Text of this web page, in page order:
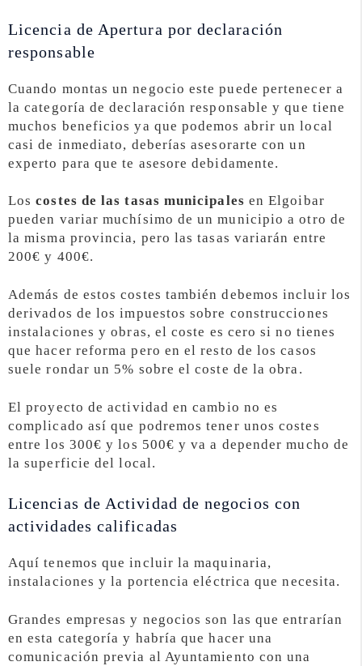
Licencia de Apertura por declaración
responsable
Cuando montas un negocio este puede pertenecer a
la categoría de declaración responsable y que tiene
muchos beneficios ya que podemos abrir un local
casi de inmediato, deberías asesorarte con un
experto para que te asesore debidamente.
Loscostes de las tasas municipales en Elgoibar
pueden variar muchísimo de un municipio a otro de
la misma provincia, pero las tasas variarán entre
200€ y 400€.
Además de estos costes también debemos incluir los
derivados de los impuestos sobre construcciones
instalaciones y obras, el coste es cero si no tienes
que hacer reforma pero en el resto de los casos
suele rondar un 5% sobre el coste de la obra.
El proyecto de actividad en cambio no es
complicado así que podremos tener unos costes
entre los 300€ y los 500€ y va a depender mucho de
la superficie del local.
Licencias de Actividad de negocios con
actividades calificadas
Aquí tenemos que incluir la maquinaria,
instalaciones y la portencia eléctrica que necesita.
Grandes empresas y negocios son las que entrarían
en esta categoría y habría que hacer una
comunicación previa al Ayuntamiento con una